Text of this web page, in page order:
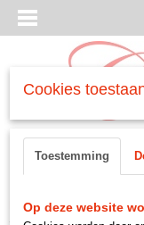
Inloggen Registreren
Home>DIVERSEN>-
Cookies
Toestemming
Op deze website